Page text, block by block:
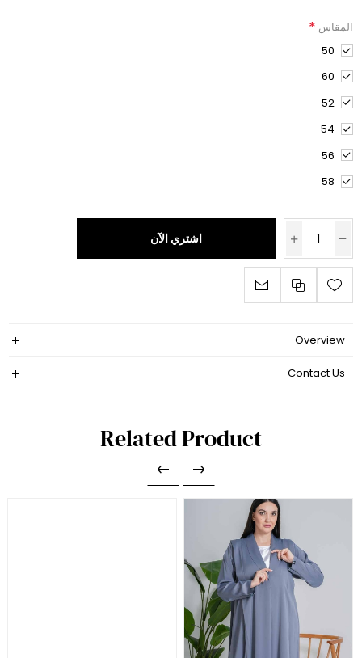
المقاس *
50
60
52
54
56
58
اشتري الآن
Overview
Contact Us
Related Product